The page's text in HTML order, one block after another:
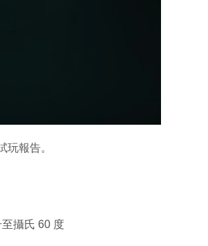
玩報告。
攝氏 60 度